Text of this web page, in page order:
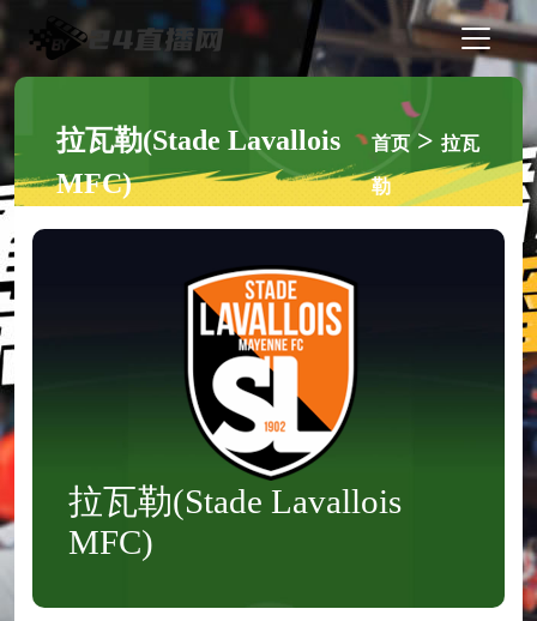
拉瓦勒(Stade Lavallois
MFC)
首页> 拉瓦
勒
拉瓦勒(Stade Lavallois
MFC)